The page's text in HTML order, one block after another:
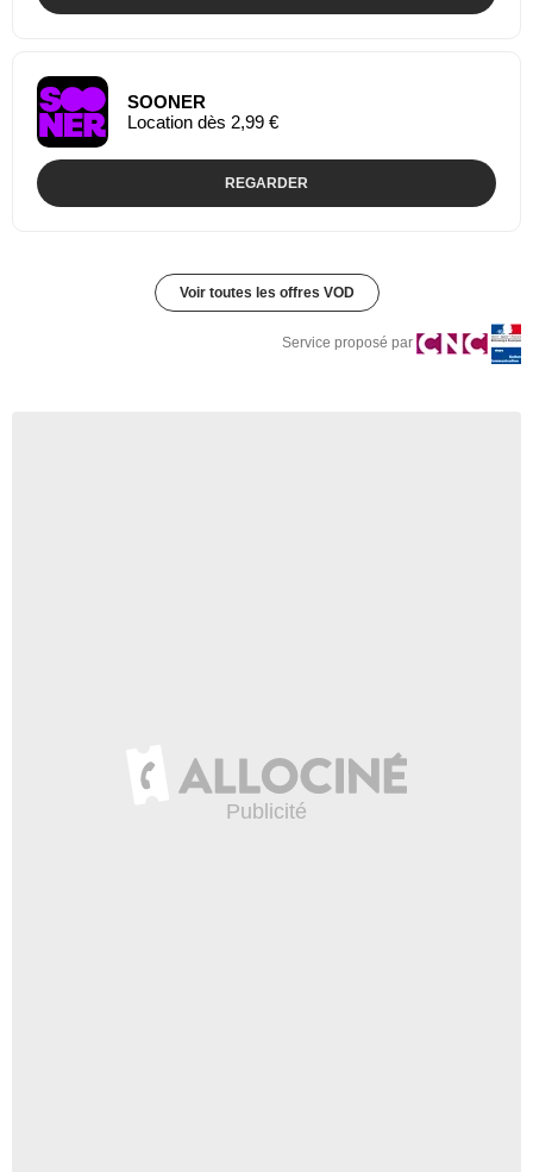
SOONER
Location dès 2,99 €
REGARDER
Voir toutes les offres VOD
Service proposé par